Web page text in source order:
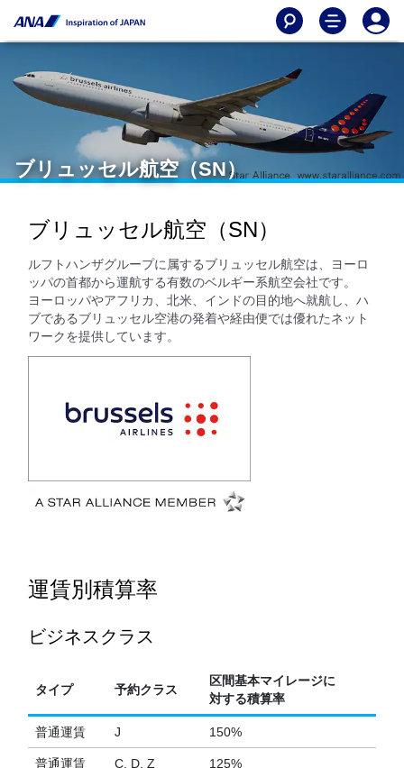
ブリュッセル航空（SN）
ブリュッセル航空（SN）
ルフトハンザグループに属するブリュッセル航空は、ヨーロ
ッパの首都から運航する有数のベルギー系航空会社です。
ヨーロッパやアフリカ、北米、インドの目的地へ就航し、ハ
ブであるブリュッセル空港の発着や経由便では優れたネット
ワークを提供しています。
運賃別積算率
ビジネスクラス
タイプ 予約クラス
区間基本マイレージに
対する積算率
普通運賃 J 150%
普通運賃 C, D, Z 125%